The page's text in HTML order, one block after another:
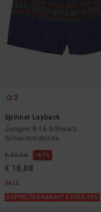
2
Spinner Layback
Jungen 8-16 Schwarz
Schwimmshorts
€ 35,95 47%
€ 18,88
SALE
DOPPELTER RABATT EXTRA 25%